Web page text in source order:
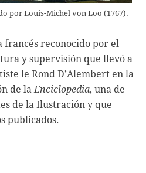
por Louis-Michel von Loo (1767).
francés reconocido por el
y supervisión que llevó a
le Rond D’Alembert en la
de laEnciclopedia, una de
de la Ilustración y que
publicados.